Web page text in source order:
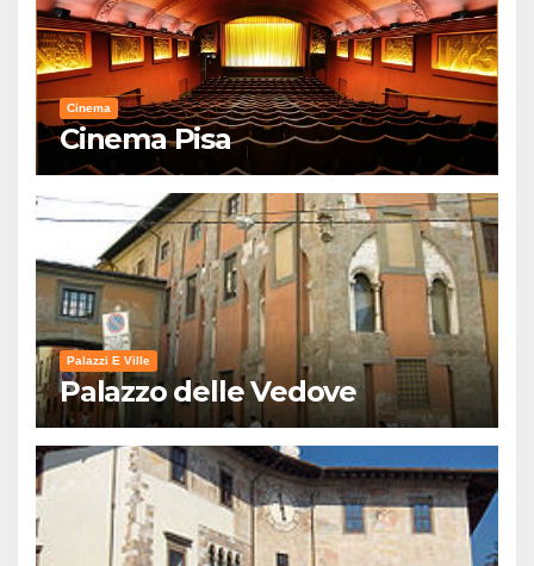
Cinema
Cinema Pisa
Palazzi E Ville
Palazzo delle Vedove